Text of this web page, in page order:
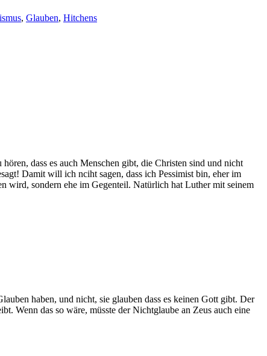
, Glauben, Hitchens
dass es auch Menschen gibt, die Christen sind und nicht
Damit will ich nciht sagen, dass ich Pessimist bin, eher im
wird, sondern ehe im Gegenteil. Natürlich hat Luther mit seinem
haben, und nicht, sie glauben dass es keinen Gott gibt. Der
Wenn das so wäre, müsste der Nichtglaube an Zeus auch eine